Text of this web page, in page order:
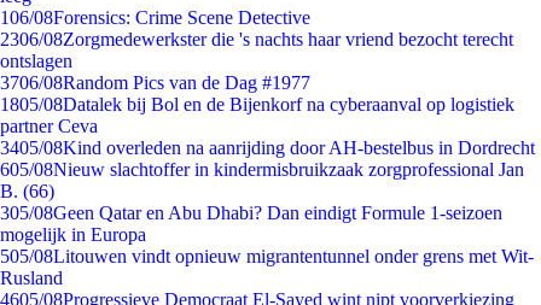
106/08Forensics: Crime Scene Detective
2306/08Zorgmedewerkster die 's nachts haar vriend bezocht terecht
ontslagen
3706/08Random Pics van de Dag #1977
1805/08Datalek bij Bol en de Bijenkorf na cyberaanval op logistiek
partner Ceva
3405/08Kind overleden na aanrijding door AH-bestelbus in Dordrecht
605/08Nieuw slachtoffer in kindermisbruikzaak zorgprofessional Jan
B. (66)
305/08Geen Qatar en Abu Dhabi? Dan eindigt Formule 1-seizoen
mogelijk in Europa
505/08Litouwen vindt opnieuw migrantentunnel onder grens met Wit-
Rusland
4605/08Progressieve Democraat El-Sayed wint nipt voorverkiezing